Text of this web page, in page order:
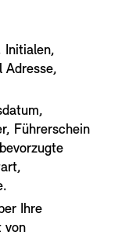
Adresse,
Führerschein
Ihre
von